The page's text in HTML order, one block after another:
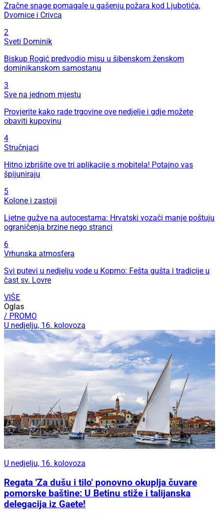
Zračne snage pomagale u gašenju požara kod Ljubotića,
Dvornice i Crivca
2
Sveti Dominik
Biskup Rogić predvodio misu u šibenskom ženskom
dominikanskom samostanu
3
Sve na jednom mjestu
Provjerite kako rade trgovine ove nedjelje i gdje možete
obaviti kupovinu
4
Stručnjaci
Hitno izbrišite ove tri aplikacije s mobitela! Potajno vas
špijuniraju
5
Kolone i zastoji
Ljetne gužve na autocestama: Hrvatski vozači manje poštuju
ograničenja brzine nego stranci
6
Vrhunska atmosfera
Svi putevi u nedjelju vode u Koprno: Fešta gušta i tradicije u
čast sv. Lovre
VIŠE
Oglas
/ PROMO
U nedjelju, 16. kolovoza
U nedjelju, 16. kolovoza
Regata 'Za dušu i tilo' ponovno okuplja čuvare
pomorske baštine: U Betinu stiže i talijanska
delegacija iz Gaete!